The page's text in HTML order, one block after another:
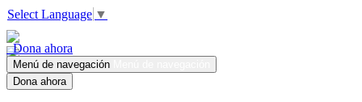
Select Language ▼
Dona ahora
Menú de navegación
Dona ahora